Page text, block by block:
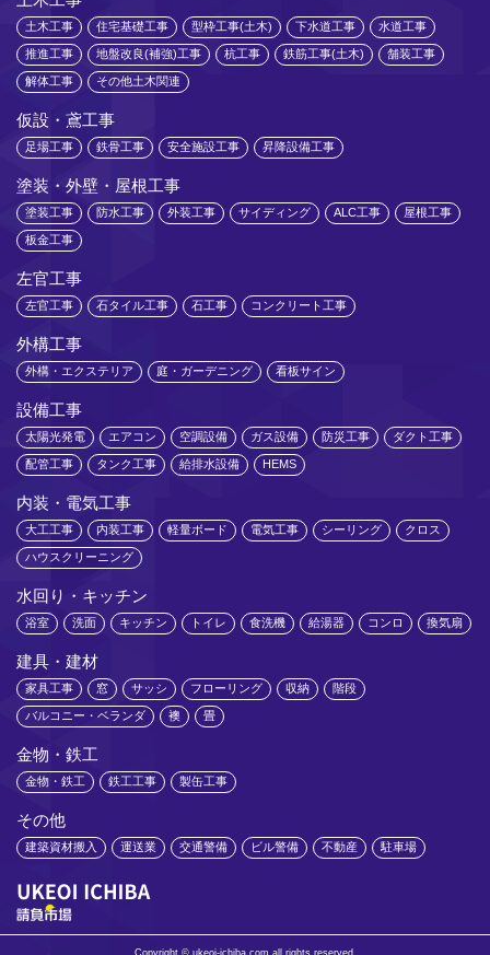
土木工事 住宅基礎工事 型枠工事(土木) 下水道工事 水道工事
推進工事 地盤改良(補強)工事 杭工事 鉄筋工事(土木) 舗装工事
解体工事 その他土木関連
仮設・鳶工事
足場工事 鉄骨工事 安全施設工事 昇降設備工事
塗装・外壁・屋根工事
塗装工事 防水工事 外装工事 サイディング ALC工事 屋根工事
板金工事
左官工事
左官工事 石タイル工事 石工事 コンクリート工事
外構工事
外構・エクステリア 庭・ガーデニング 看板サイン
設備工事
太陽光発電 エアコン 空調設備 ガス設備 防災工事 ダクト工事
配管工事 タンク工事 給排水設備 HEMS
内装・電気工事
大工工事 内装工事 軽量ボード 電気工事 シーリング クロス
ハウスクリーニング
水回り・キッチン
浴室 洗面 キッチン トイレ 食洗機 給湯器 コンロ 換気扇
建具・建材
家具工事 窓 サッシ フローリング 収納 階段
バルコニー・ベランダ 襖 畳
金物・鉄工
金物・鉄工 鉄工工事 製缶工事
その他
建築資材搬入 運送業 交通警備 ビル警備 不動産 駐車場